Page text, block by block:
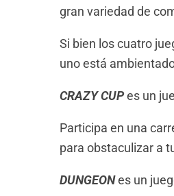
gran variedad de
Si bien los cuatro
uno está
CRAZY CUPes un
Participa en una
para obstaculizar a
DUNGEONes un